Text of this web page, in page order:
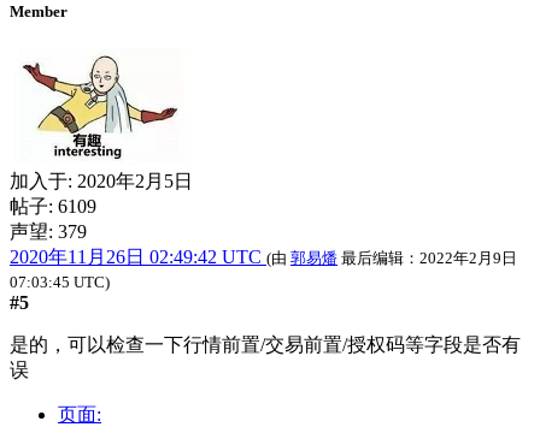
Member
加入于: 2020年2月5日
帖子: 6109
声望: 379
2020年11月26日 02:49:42 UTC (由 郭易燔 最后编辑： 2022年2月9日
07:03:45 UTC)
#5
是的，可以检查一下行情前置/交易前置/授权码等字段是否有
误
页面: